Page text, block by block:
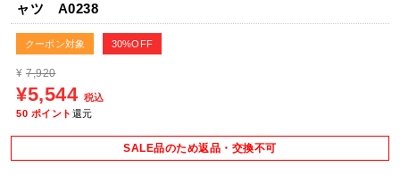
ャツ A0238
クーポン対象 30%OFF
¥ 7,920
¥5,544 税込
50 ポイント 還元
SALE品のため返品・交換不可